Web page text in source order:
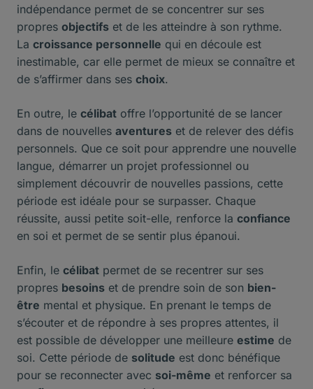
indépendance permet de se concentrer sur ses
propres objectifs et de les atteindre à son rythme.
La croissance personnelle qui en découle est
inestimable, car elle permet de mieux se connaître et
de s’affirmer dans ses choix.
En outre, le célibat offre l’opportunité de se lancer
dans de nouvelles aventures et de relever des défis
personnels. Que ce soit pour apprendre une nouvelle
langue, démarrer un projet professionnel ou
simplement découvrir de nouvelles passions, cette
période est idéale pour se surpasser. Chaque
réussite, aussi petite soit-elle, renforce la confiance
en soi et permet de se sentir plus épanoui.
Enfin, le célibat permet de se recentrer sur ses
propres besoins et de prendre soin de son bien-
être mental et physique. En prenant le temps de
s’écouter et de répondre à ses propres attentes, il
est possible de développer une meilleure estime de
soi. Cette période de solitude est donc bénéfique
pour se reconnecter avec soi-même et renforcer sa